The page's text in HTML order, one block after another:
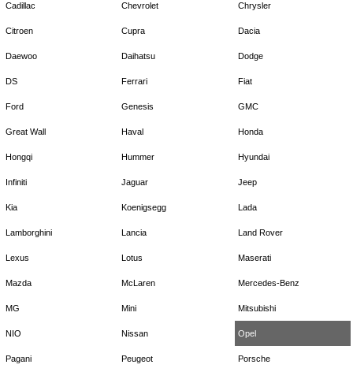
Cadillac Chevrolet Chrysler
Citroen Cupra Dacia
Daewoo Daihatsu Dodge
DS Ferrari Fiat
Ford Genesis GMC
Great Wall Haval Honda
Hongqi Hummer Hyundai
Infiniti Jaguar Jeep
Kia Koenigsegg Lada
Lamborghini Lancia Land Rover
Lexus Lotus Maserati
Mazda McLaren Mercedes-Benz
MG Mini Mitsubishi
NIO Nissan Opel
Pagani Peugeot Porsche